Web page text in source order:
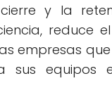
y la
reduce
empresas
sus equipos